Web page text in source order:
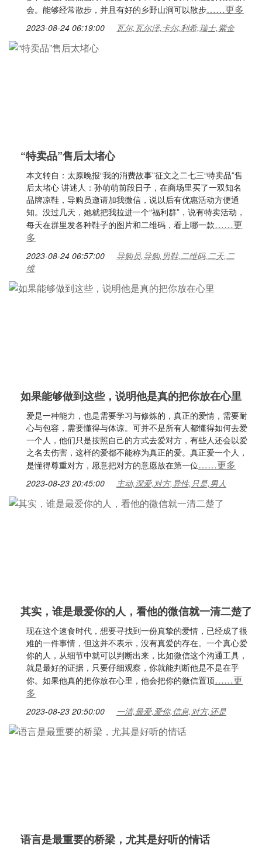
会。能够经常散步，并且有好的乡野山涧可以散步……更多
2023-08-24 06:19:00 瓦尔,瓦尔泽,卡尔,利希,瑞士,紫金
“特卖品”售后太堵心
本文转自：太原晚报“我的消费故事”征文之二七三“特卖品”售
后太堵心 讲述人：孙萌萌前段日子，在商场里买了一双知名
品牌凉鞋，导购员邀请加我微信，说以后有优惠活动方便通
知。没过几天，她就把我拉进一个“福利群”，说有特卖活动，
每天在群里发各种鞋子的图片和二维码，看上哪一款……更
多
2023-08-24 06:57:00
导购员,导购,男鞋,二维码,二天,二
维
如果能够做到这些，说明他是真的把你放在心里
爱是一种能力，也是需要学习与修炼的，真正的爱情，需要耐
心与包容，需要懂得与体谅。可并不是所有人都懂得如何去爱
一个人，他们只是按照自己的方式去爱对方，有些人还会以爱
之名去伤害，这样的爱都不能称为真正的爱。真正爱一个人，
是懂得尊重对方，愿意把对方的意愿放在第一位……更多
2023-08-23 20:45:00 主动,深爱,对方,异性,只是,男人
其实，谁是最爱你的人，看他的微信就一清二楚了
现在这个速食时代，想要寻找到一份真挚的爱情，已经成了很
难的一件事情，但这并不表示，没有真爱的存在。一个真心爱
你的人，从细节中就可以判断出来，比如微信这个沟通工具，
就是最好的证据，只要仔细观察，你就能判断他是不是在乎
你。如果他真的把你放在心里，他会把你的微信置顶……更
多
2023-08-23 20:50:00 一清,最爱,爱你,信息,对方,还是
语言是最重要的桥梁，尤其是好听的情话